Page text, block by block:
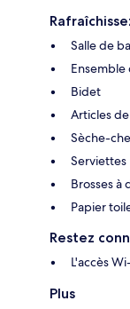
Salle de
Bidet
Articles
Sèche-
Serviettes
Brosses
Papier
Restez
L'accès
Plus